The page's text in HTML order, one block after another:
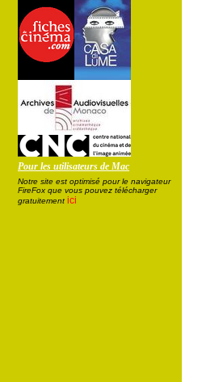
Pour les utilisateurs de Mac
Notre site est optimisé pour le navigateur
FireFox que vous pouvez télécharger
gratuitement ici